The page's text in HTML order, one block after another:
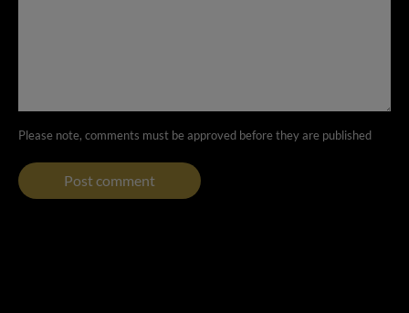
Please note, comments must be approved before they are published
Post comment